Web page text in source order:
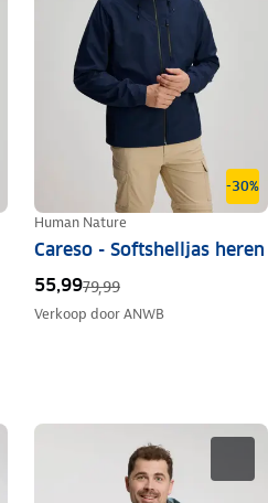
-30%
Human Nature
Careso - Softshelljas heren
55,9979,99
Verkoop doorANWB